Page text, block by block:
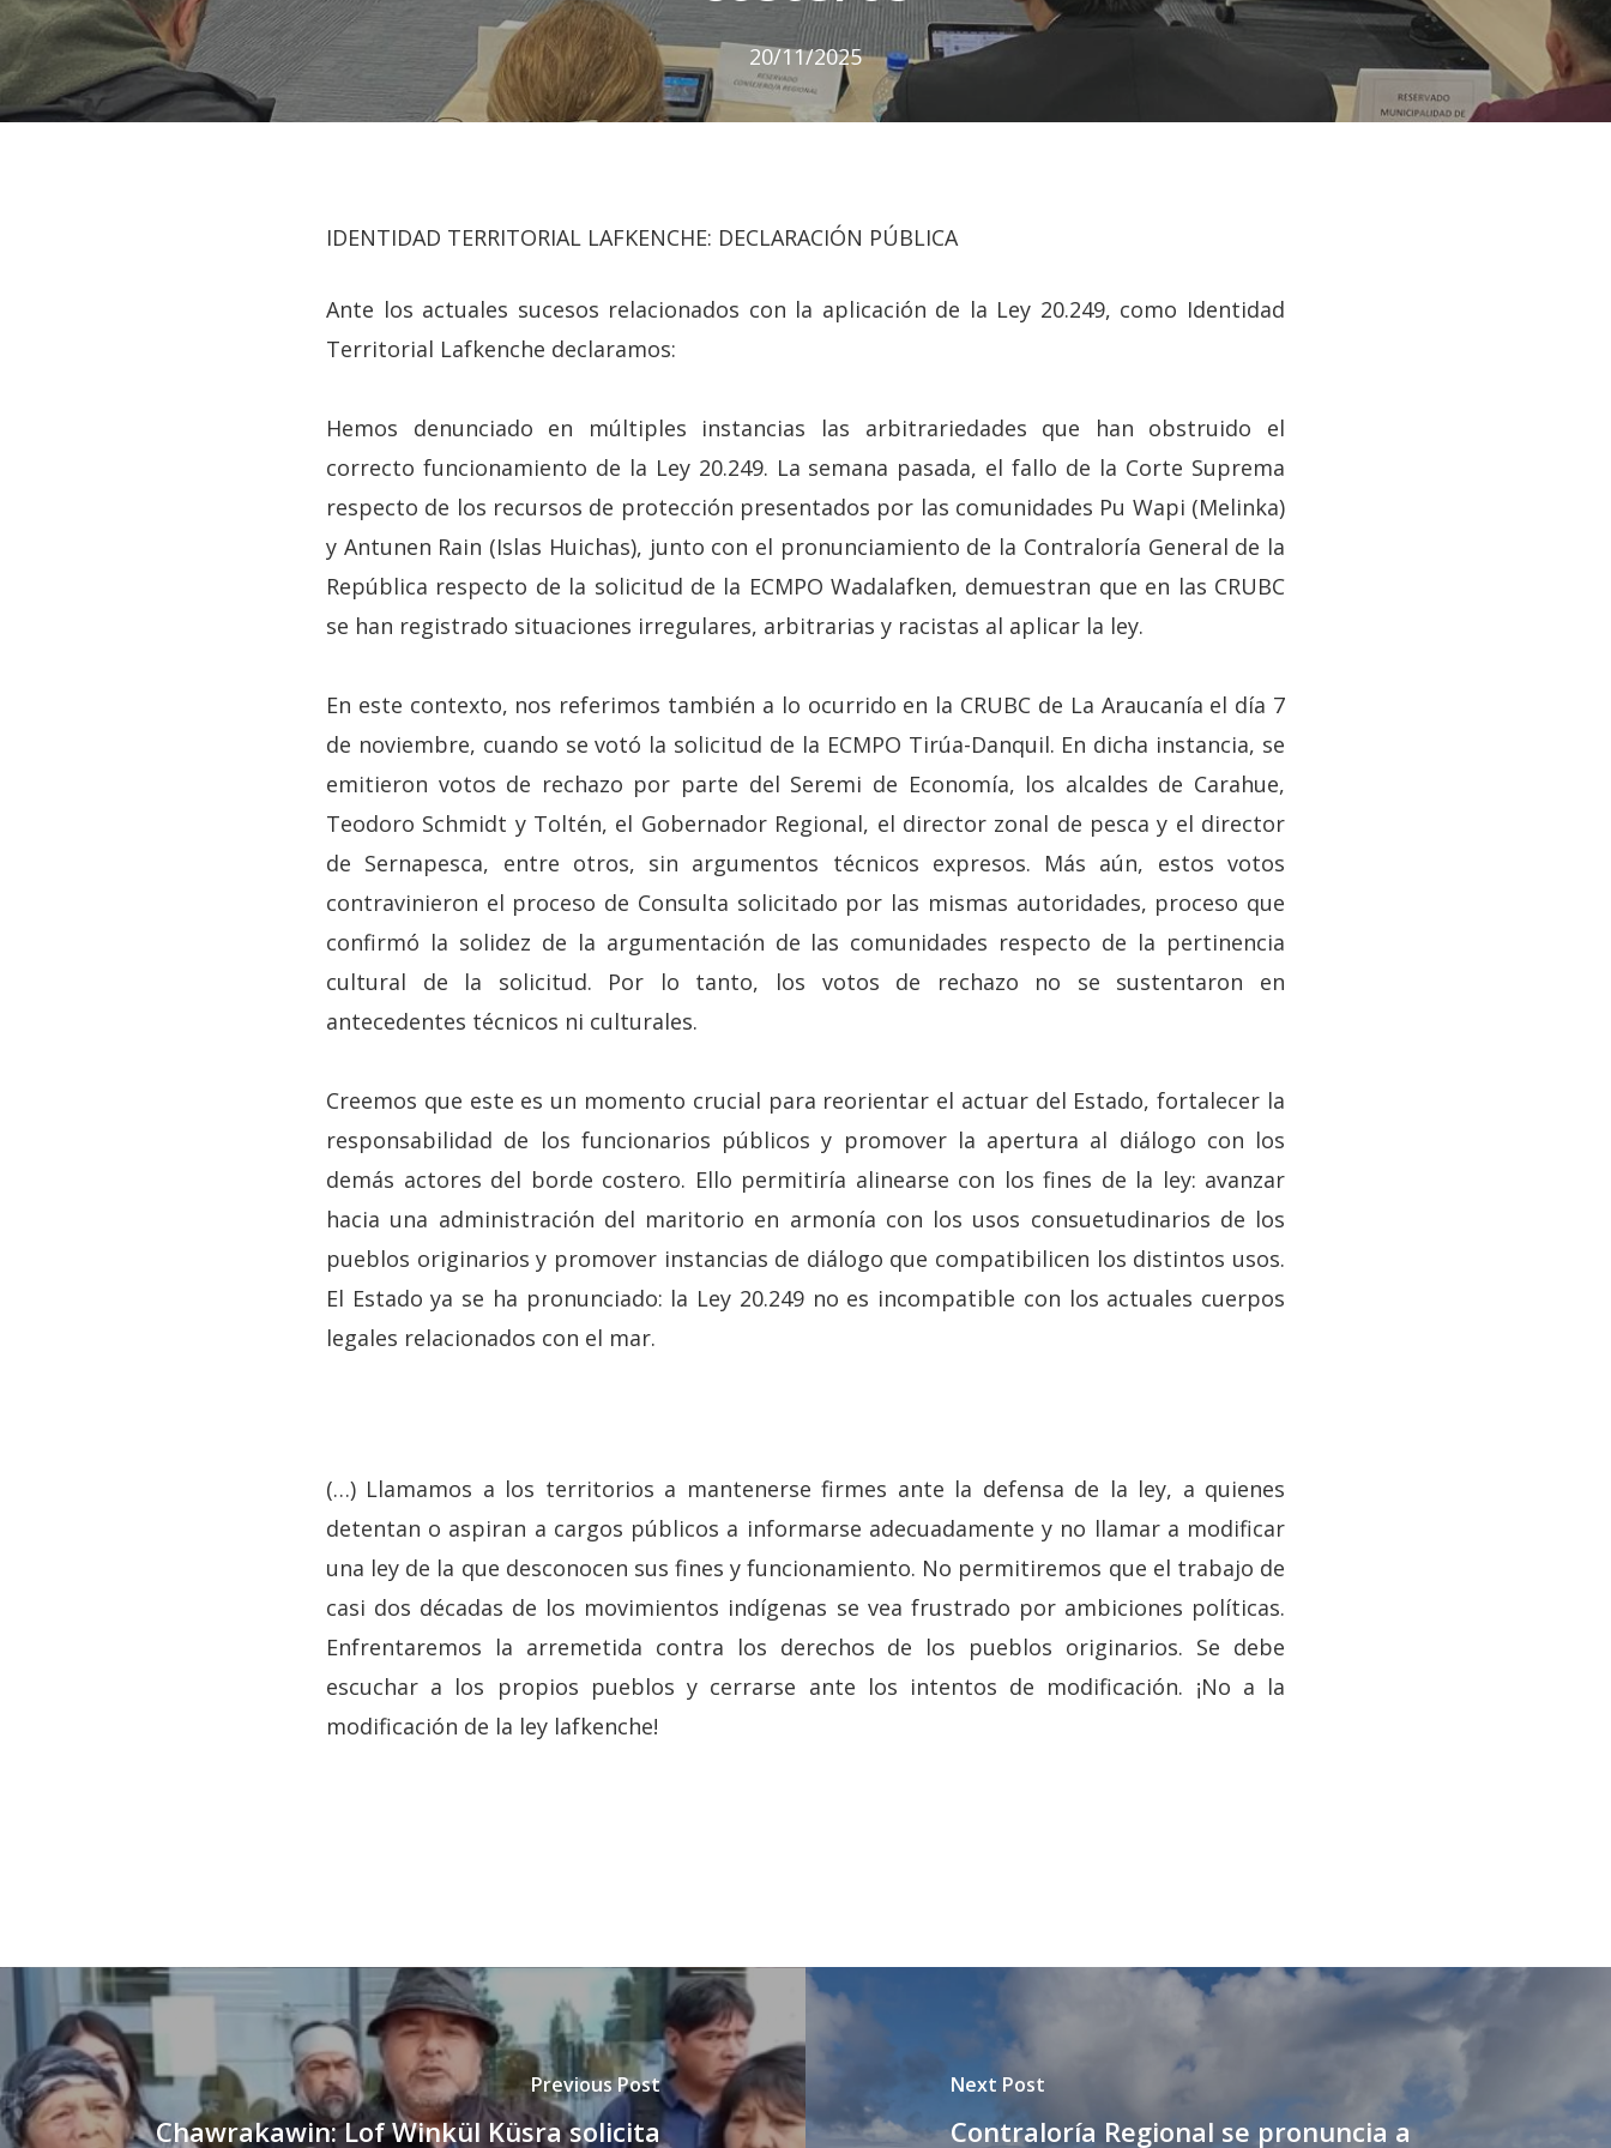
Hit enter to search or ESC to close
20/11/2025
IDENTIDAD TERRITORIAL LAFKENCHE: DECLARACIÓN PÚBLICA
Ante los actuales sucesos relacionados con la aplicación de la Ley 20.249, como Identidad
Territorial Lafkenche declaramos:
Hemos denunciado en múltiples instancias las arbitrariedades que han obstruido el
correcto funcionamiento de la Ley 20.249. La semana pasada, el fallo de la Corte Suprema
respecto de los recursos de protección presentados por las comunidades Pu Wapi (Melinka)
y Antunen Rain (Islas Huichas), junto con el pronunciamiento de la Contraloría General de la
República respecto de la solicitud de la ECMPO Wadalafken, demuestran que en las CRUBC
se han registrado situaciones irregulares, arbitrarias y racistas al aplicar la ley.
En este contexto, nos referimos también a lo ocurrido en la CRUBC de La Araucanía el día 7
de noviembre, cuando se votó la solicitud de la ECMPO Tirúa-Danquil. En dicha instancia, se
emitieron votos de rechazo por parte del Seremi de Economía, los alcaldes de Carahue,
Teodoro Schmidt y Toltén, el Gobernador Regional, el director zonal de pesca y el director
de Sernapesca, entre otros, sin argumentos técnicos expresos. Más aún, estos votos
contravinieron el proceso de Consulta solicitado por las mismas autoridades, proceso que
confirmó la solidez de la argumentación de las comunidades respecto de la pertinencia
cultural de la solicitud. Por lo tanto, los votos de rechazo no se sustentaron en
antecedentes técnicos ni culturales.
Creemos que este es un momento crucial para reorientar el actuar del Estado, fortalecer la
responsabilidad de los funcionarios públicos y promover la apertura al diálogo con los
demás actores del borde costero. Ello permitiría alinearse con los fines de la ley: avanzar
hacia una administración del maritorio en armonía con los usos consuetudinarios de los
pueblos originarios y promover instancias de diálogo que compatibilicen los distintos usos.
El Estado ya se ha pronunciado: la Ley 20.249 no es incompatible con los actuales cuerpos
legales relacionados con el mar.
(…) Llamamos a los territorios a mantenerse firmes ante la defensa de la ley, a quienes
detentan o aspiran a cargos públicos a informarse adecuadamente y no llamar a modificar
una ley de la que desconocen sus fines y funcionamiento. No permitiremos que el trabajo de
casi dos décadas de los movimientos indígenas se vea frustrado por ambiciones políticas.
Enfrentaremos la arremetida contra los derechos de los pueblos originarios. Se debe
escuchar a los propios pueblos y cerrarse ante los intentos de modificación. ¡No a la
modificación de la ley lafkenche!
Previous Post
Chawrakawin: Lof Winkül Küsra solicita
Next Post
Contraloría Regional se pronuncia a